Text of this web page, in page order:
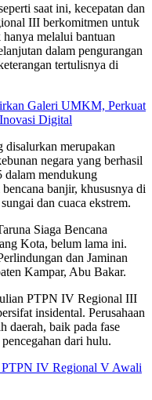
saat ini, kecepatan dan
III berkomitmen untuk
melalui bantuan
dalam pengurangan
tertulisnya di
Galeri UMKM, Perkuat
Digital
disalurkan merupakan
negara yang berhasil
dalam mendukung
banjir, khususnya di
dan cuaca ekstrem.
Siaga Bencana
Kota, belum lama ini.
dan Jaminan
Kampar, Abu Bakar.
PTPN IV Regional III
insidental. Perusahaan
daerah, baik pada fase
dari hulu.
IV Regional V Awali